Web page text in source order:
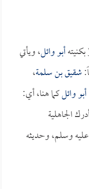
أبو وائل، ويأتي
شقيق بن سلمة،
أبو وائلكما هنا، أي:
الجاهلية
عليه وسلم، وحديثه